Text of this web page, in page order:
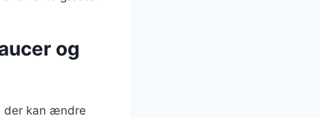
og
der kan ændre